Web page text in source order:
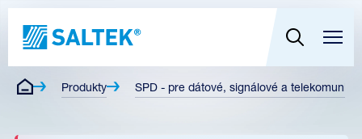
Produkty SPD - pre dátové, signálové a